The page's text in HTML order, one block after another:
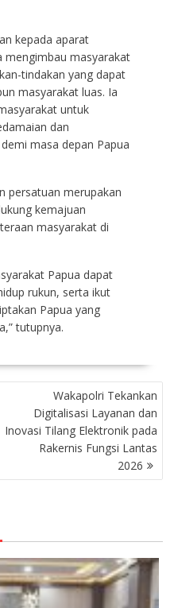
kepada aparat
mengimbau masyarakat
tindakan yang dapat
masyarakat luas. Ia
untuk
dan
masa depan Papua
persatuan merupakan
kemajuan
masyarakat di
Papua dapat
rukun, serta ikut
Papua yang
tutupnya.
Wakapolri Tekankan
Digitalisasi Layanan dan
Inovasi Tilang Elektronik pada
Rakernis Fungsi Lantas
2026